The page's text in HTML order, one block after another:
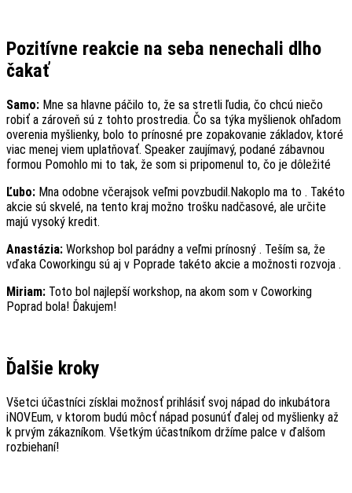
Pozitívne reakcie na seba nenechali dlho
čakať
Samo: Mne sa hlavne páčilo to, že sa stretli ľudia, čo chcú niečo
robiť a zároveň sú z tohto prostredia. Čo sa týka myšlienok ohľadom
overenia myšlienky, bolo to prínosné pre zopakovanie základov, ktoré
viac menej viem uplatňovať. Speaker zaujímavý, podané zábavnou
formou Pomohlo mi to tak, že som si pripomenul to, čo je dôležité
Ľubo: Mna odobne včerajsok veľmi povzbudil.Nakoplo ma to . Takéto
akcie sú skvelé, na tento kraj možno trošku nadčasové, ale určite
majú vysoký kredit.
Anastázia: Workshop bol parádny a veľmi prínosný . Teším sa, že
vďaka Coworkingu sú aj v Poprade takéto akcie a možnosti rozvoja .
Miriam: Toto bol najlepší workshop, na akom som v Coworking
Poprad bola! Ďakujem!
Ďalšie kroky
Všetci účastníci získlai možnosť prihlásiť svoj nápad do inkubátora
iNOVEum, v ktorom budú môcť nápad posunúť ďalej od myšlienky až
k prvým zákazníkom. Všetkým účastníkom držíme palce v ďalšom
rozbiehaní!